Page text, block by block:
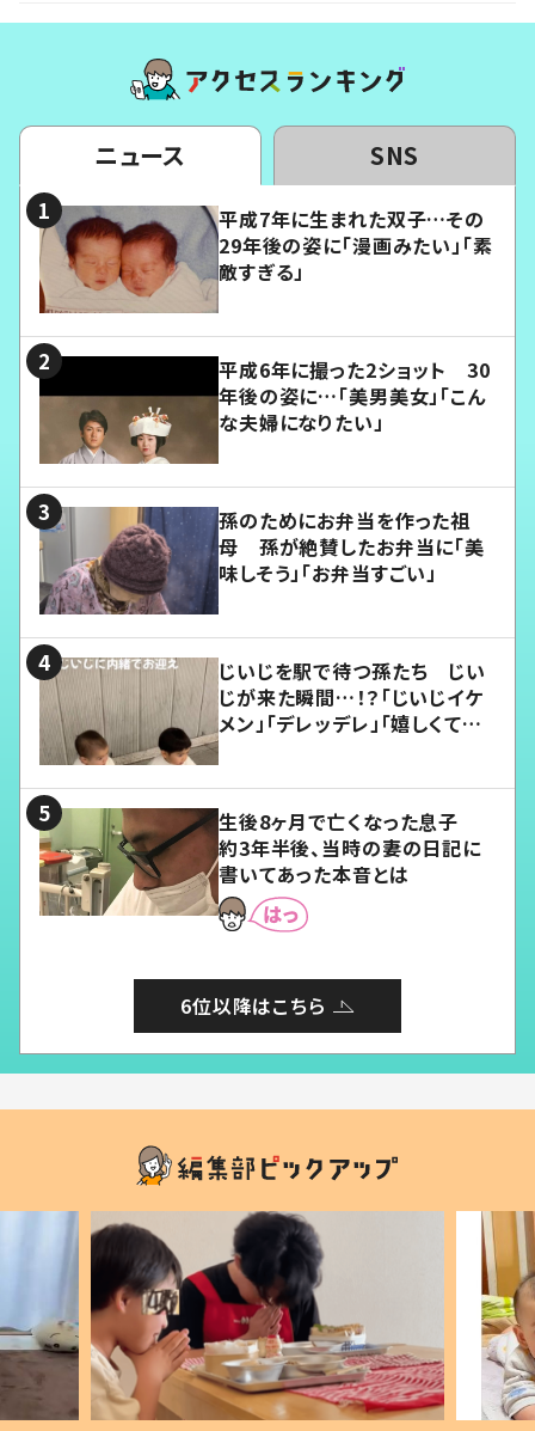
ニュース SNS
平成7年に生まれた双子…その
29年後の姿に「漫画みたい」「素
敵すぎる」
平成6年に撮った2ショット 30
年後の姿に…「美男美女」「こん
な夫婦になりたい」
孫のためにお弁当を作った祖
母 孫が絶賛したお弁当に「美
味しそう」「お弁当すごい」
じいじを駅で待つ孫たち じい
じが来た瞬間…！？「じいじイケ
メン」「デレッデレ」「嬉しくて可
生後8ヶ月で亡くなった息子
約3年半後、当時の妻の日記に
書いてあった本音とは
6位以降はこちら